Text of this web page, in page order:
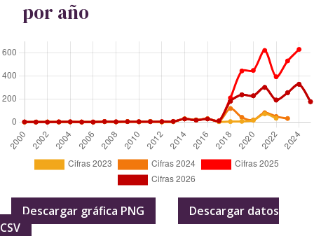
por año
Descargar gráfica PNG
Descargar datos
CSV